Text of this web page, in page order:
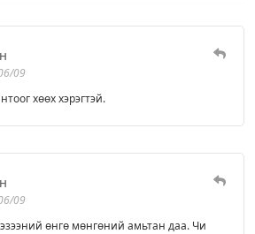
09
хөөх хэрэгтэй.
09
өнгө мөнгөний амьтан даа. Чи